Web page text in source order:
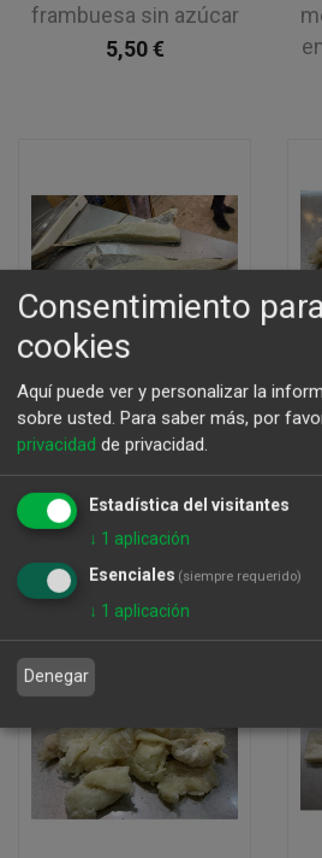
frambuesa sin azúcar
5,50€
Medio bacalao
mediano extra 3/4
curación 900g
15,75€
Consentimiento
cookies
Aquí puede ver y personalizar la
sobre usted. Para saber más, por
privacidad de privacidad.
Estadística del visitantes
↓ 1 aplicación
Esenciales (siempre requerido)
↓ 1 aplicación
Denegar